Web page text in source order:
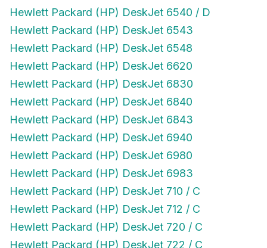
Hewlett Packard (HP) DeskJet 6540 / D
Hewlett Packard (HP) DeskJet 6543
Hewlett Packard (HP) DeskJet 6548
Hewlett Packard (HP) DeskJet 6620
Hewlett Packard (HP) DeskJet 6830
Hewlett Packard (HP) DeskJet 6840
Hewlett Packard (HP) DeskJet 6843
Hewlett Packard (HP) DeskJet 6940
Hewlett Packard (HP) DeskJet 6980
Hewlett Packard (HP) DeskJet 6983
Hewlett Packard (HP) DeskJet 710 / C
Hewlett Packard (HP) DeskJet 712 / C
Hewlett Packard (HP) DeskJet 720 / C
Hewlett Packard (HP) DeskJet 722 / C